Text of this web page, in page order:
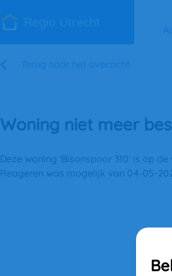
Regio Utrecht
Terug naar het overzicht
Woning niet meer
Deze woning 'Bisonspoor 310' is op
Reageren was mogelijk van 04-05-